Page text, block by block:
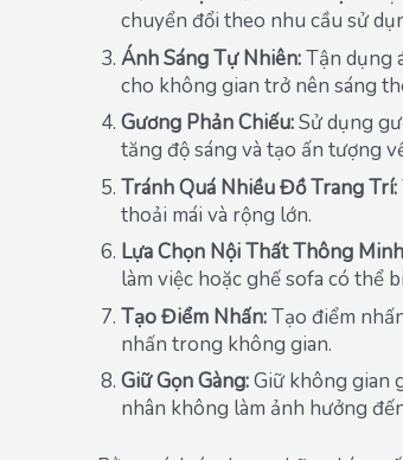
chuyển đổi theo nhu cầu sử
Ánh Sáng Tự Nhiên:Tận dụng
cho không gian trở nên sáng
Gương Phản Chiếu:Sử dụng
tăng độ sáng và tạo ấn tượng
Tránh Quá Nhiều Đồ Trang Trí:
thoải mái và rộng lớn.
Lựa Chọn Nội Thất Thông
làm việc hoặc ghế sofa có thể
Tạo Điểm Nhấn:Tạo điểm
nhấn trong không gian.
Giữ Gọn Gàng:Giữ không gian
nhân không làm ảnh hưởng